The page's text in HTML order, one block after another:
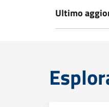
Ultimo